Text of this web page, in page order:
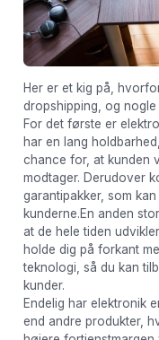
Her er et kig på,
dropshipping, og
For det første er
har en lang
chance for, at kunden
modtager. Derudover
garantipakker, som
kunderne.En anden
at de hele tiden
holde dig på forkant
teknologi, så du kan
kunder.
Endelig har elektronik
end andre produkter,